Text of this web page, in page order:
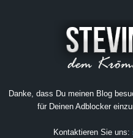
Danke, dass Du meinen Blog
für Deinen Adblocker
Kontaktieren Sie uns: